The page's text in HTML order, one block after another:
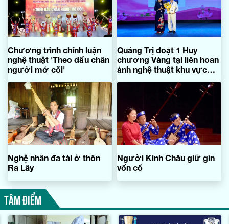
Chương trình chính luận
nghệ thuật 'Theo dấu chân
người mở cõi'
Quảng Trị đoạt 1 Huy
chương Vàng tại liên hoan
ảnh nghệ thuật khu vực
Nghệ nhân đa tài ở thôn
Ra Lây
Người Kinh Châu giữ gìn
vốn cổ
TÂM ĐIỂM